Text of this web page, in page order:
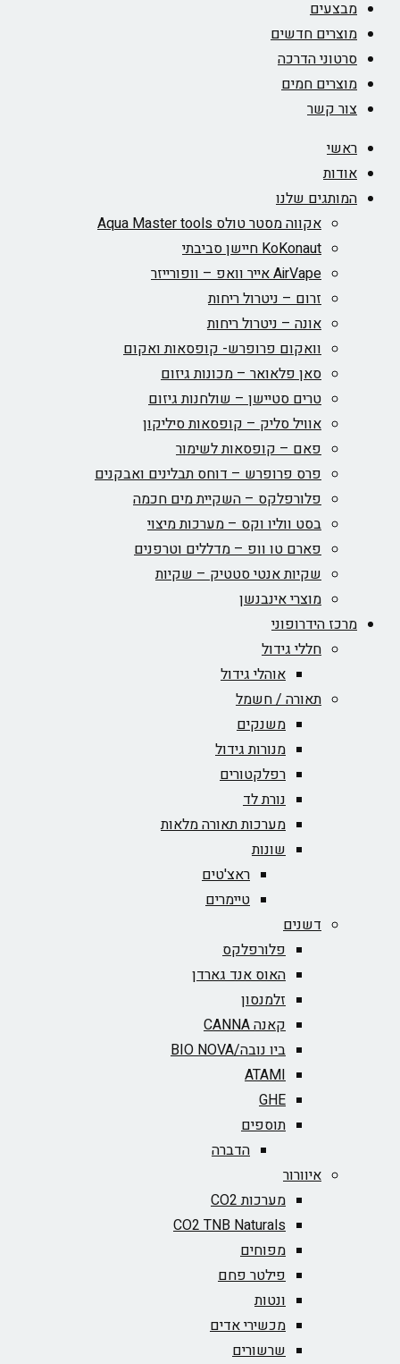
מבצעים
מוצרים חדשים
סרטוני הדרכה
מוצרים חמים
צור קשר
ראשי
אודות
המותגים שלנו
אקווה מסטר טולס Aqua Master tools
KoKonaut חיישן סביבתי
AirVape אייר וואפ – וופורייזר
זרום – ניטרול ריחות
אונה – ניטרול ריחות
וואקום פרופרש- קופסאות ואקום
סאן פלאואר – מכונות גיזום
טרים סטיישן – שולחנות גיזום
אוויל סליק – קופסאות סיליקון
פאם – קופסאות לשימור
פרס פרופרש – דוחס תבלינים ואבקנים
פלורפלקס – השקיית מים חכמה
בסט ווליו וקס – מערכות מיצוי
פארם טו וופ – מדללים וטרפנים
שקיות אנטי סטטיק – שקיות
מוצרי אינבנשן
מרכז הידרופוני
חללי גידול
אוהלי גידול
תאורה / חשמל
משנקים
מנורות גידול
רפלקטורים
נורת לד
מערכות תאורה מלאות
שונות
ראצ'טים
טיימרים
דשנים
פלורפלקס
האוס אנד גארדן
זלמנסון
קאנה CANNA
ביו נובה/BIO NOVA‏
ATAMI
GHE
תוספים
הדברה
איוורור
מערכות CO2
CO2 TNB Naturals
מפוחים
פילטר פחם
ונטות
מכשירי אדים
שרשורים